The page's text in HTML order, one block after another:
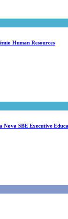
Human Resources
Nova SBE Executive